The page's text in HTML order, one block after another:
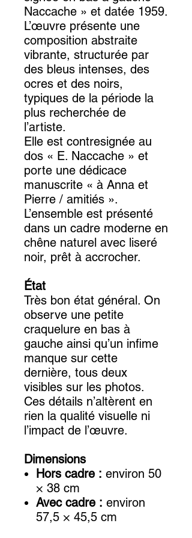
Naccache » et datée 1959.
L’œuvre présente une
composition abstraite
vibrante, structurée par
des bleus intenses, des
ocres et des noirs,
typiques de la période la
plus recherchée de
l’artiste.
Elle est contresignée au
dos « E. Naccache » et
porte une dédicace
manuscrite « à Anna et
Pierre / amitiés ».
L’ensemble est présenté
dans un cadre moderne en
chêne naturel avec liseré
noir, prêt à accrocher.
État
Très bon état général. On
observe une petite
craquelure en bas à
gauche ainsi qu’un infime
manque sur cette
dernière, tous deux
visibles sur les photos.
Ces détails n’altèrent en
rien la qualité visuelle ni
l’impact de l’œuvre.
Dimensions
Hors cadre : environ 50
× 38 cm
Avec cadre : environ
57,5 × 45,5 cm